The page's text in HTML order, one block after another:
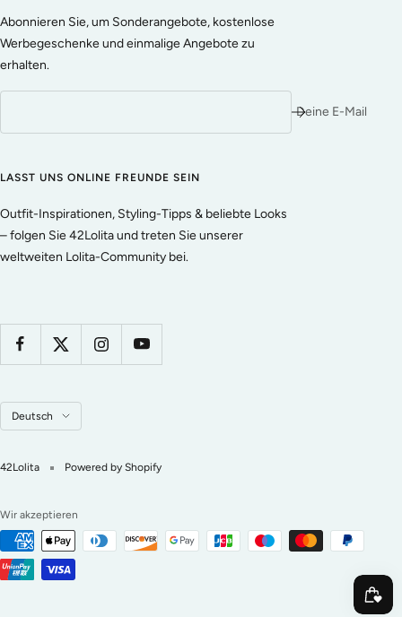
Abonnieren Sie, um Sonderangebote, kostenlose
Werbegeschenke und einmalige Angebote zu
erhalten.
Deine E-Mail
LASST UNS ONLINE FREUNDE SEIN
Outfit-Inspirationen, Styling-Tipps & beliebte Looks
– folgen Sie 42Lolita und treten Sie unserer
weltweiten Lolita-Community bei.
Sprache
Deutsch
42Lolita Powered by Shopify
Wir akzeptieren